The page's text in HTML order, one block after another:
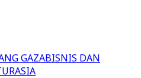
GAZABISNIS DAN
ASIA